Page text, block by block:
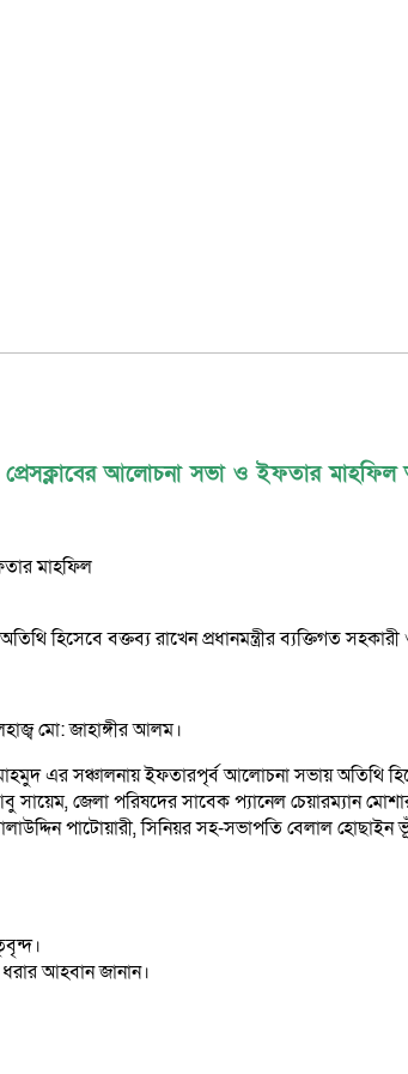
আলোচনা সভা ও ইফতার মাহফিল
মাহফিল
হিসেবে বক্তব্য রাখেন প্রধানমন্ত্রীর ব্যক্তিগত
মো: জাহাঙ্গীর আলম।
এর সঞ্চালনায় ইফতারপৃর্ব আলোচনা সভায় অতিথি
জেলা পরিষদের সাবেক প্যানেল চেয়ারম্যান
পাটোয়ারী, সিনিয়র সহ-সভাপতি বেলাল
আহবান জানান।